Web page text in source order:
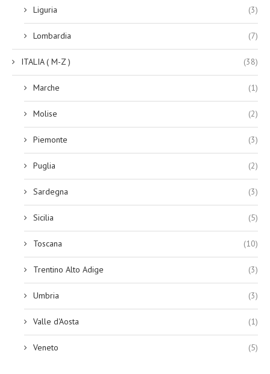
Liguria (3)
Lombardia (7)
ITALIA ( M-Z ) (38)
Marche (1)
Molise (2)
Piemonte (3)
Puglia (2)
Sardegna (3)
Sicilia (5)
Toscana (10)
Trentino Alto Adige (3)
Umbria (3)
Valle d'Aosta (1)
Veneto (5)